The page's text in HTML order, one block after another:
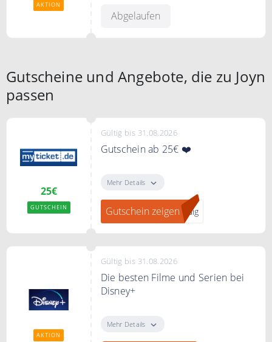
AKTION
Abgelaufen
Gutscheine und Angebote, die zu Joyn
passen
25€
GUTSCHEIN
Gültig bis 31.08.2026
Gutschein ab 25€ ❤️
Geschenkgutscheine von
Mehr Details
Gutschein zeigen ndig
AKTION
Gültig bis 31.08.2026
Die besten Filme und Serien bei
Disney+
und Serien bei Disney+
Mehr Details